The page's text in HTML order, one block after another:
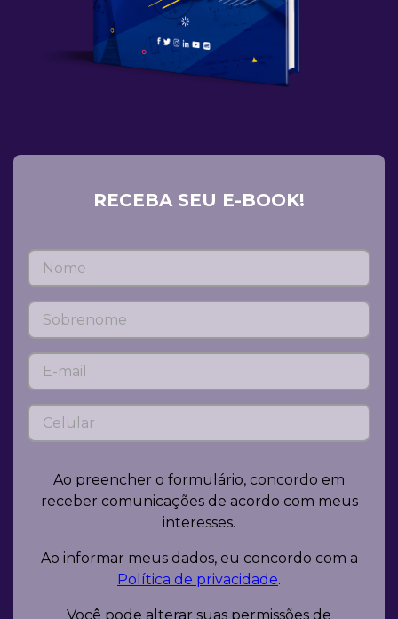
RECEBA SEU E-BOOK!
Ao preencher o formulário, concordo em
receber comunicações de acordo com meus
interesses.
Ao informar meus dados, eu concordo com a
Política de privacidade.
Você pode alterar suas permissões de